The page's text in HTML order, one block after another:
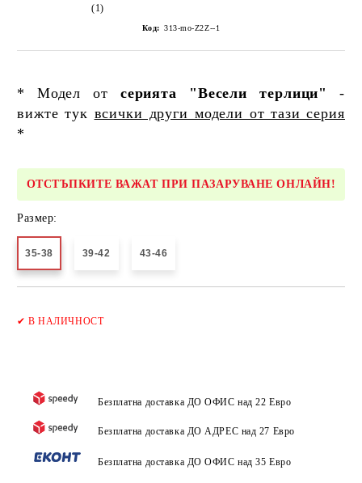
(1)
Код: 313-mo-Z2Z--1
* Модел от серията "Весели терлици"
-
вижте тук всички други модели от тази серия
*
ОТСТЪПКИТЕ ВАЖАТ ПРИ ПАЗАРУВАНЕ ОНЛАЙН!
Размер:
35-38 39-42 43-46
✔В НАЛИЧНОСТ
Безплатна доставка ДО ОФИС над 22 Евро
Безплатна доставка ДО АДРЕС над 27 Евро
Безплатна доставка ДО ОФИС над 35 Евро